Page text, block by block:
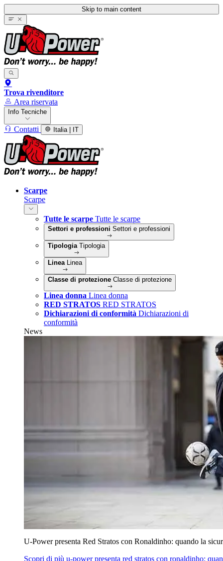
Skip to main content
Trova rivenditore
Area riservata
Info Tecniche
Contatti Italia | IT
Scarpe
Scarpe
Tutte le scarpe Tutte le scarpe
Settori e professioni Settori e professioni
Tipologia Tipologia
Linea Linea
Classe di protezione Classe di protezione
Linea donna Linea donna
RED STRATOS RED STRATOS
Dichiarazioni di conformità Dichiarazioni di
conformità
News
U‑Power presenta Red Stratos con Ronaldinho: quando la
Scopri di più u‑power presenta red stratos con ronaldinho: